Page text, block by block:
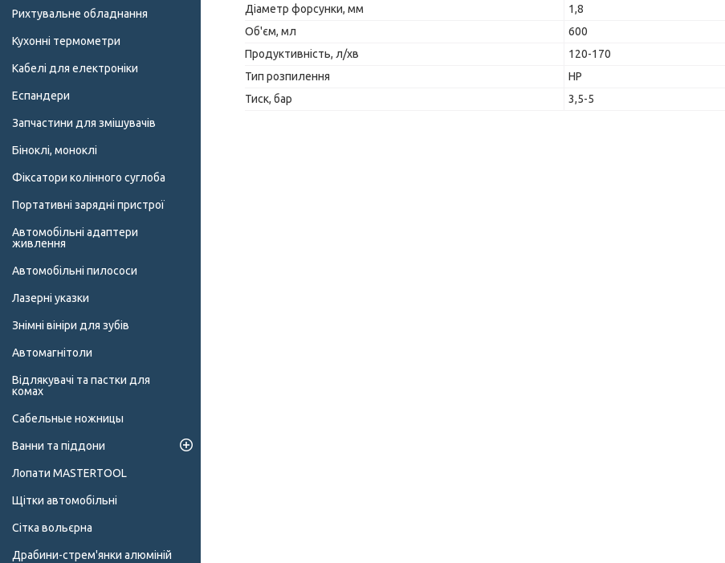
Діаметр форсунки, мм
1,8
Об'єм, мл
600
Продуктивність, л/хв
120-170
Тип розпилення
HP
Тиск, бар
3,5-5
Рихтувальне обладнання
Кухонні термометри
Кабелі для електроніки
Еспандери
Запчастини для змішувачів
Біноклі, моноклі
Фіксатори колінного суглоба
Портативні зарядні пристрої
Автомобільні адаптери
живлення
Автомобільні пилососи
Лазерні указки
Знімні вініри для зубів
Автомагнітоли
Відлякувачі та пастки для
комах
Сабельные ножницы
Ванни та піддони
Лопати MASTERTOOL
Щітки автомобільні
Сітка вольєрна
Драбини-стрем'янки алюміній